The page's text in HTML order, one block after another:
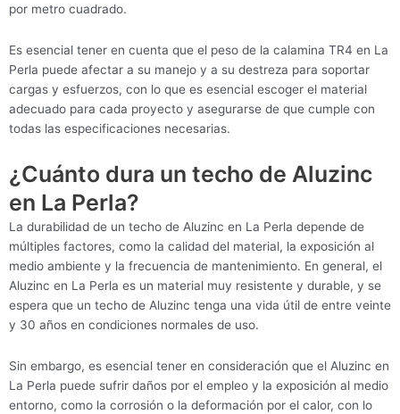
por metro cuadrado.
Es esencial tener en cuenta que el peso de la calamina TR4 en La
Perla puede afectar a su manejo y a su destreza para soportar
cargas y esfuerzos, con lo que es esencial escoger el material
adecuado para cada proyecto y asegurarse de que cumple con
todas las especificaciones necesarias.
¿Cuánto dura un techo de Aluzinc
en La Perla?
La durabilidad de un techo de Aluzinc en La Perla depende de
múltiples factores, como la calidad del material, la exposición al
medio ambiente y la frecuencia de mantenimiento. En general, el
Aluzinc en La Perla es un material muy resistente y durable, y se
espera que un techo de Aluzinc tenga una vida útil de entre veinte
y 30 años en condiciones normales de uso.
Sin embargo, es esencial tener en consideración que el Aluzinc en
La Perla puede sufrir daños por el empleo y la exposición al medio
entorno, como la corrosión o la deformación por el calor, con lo